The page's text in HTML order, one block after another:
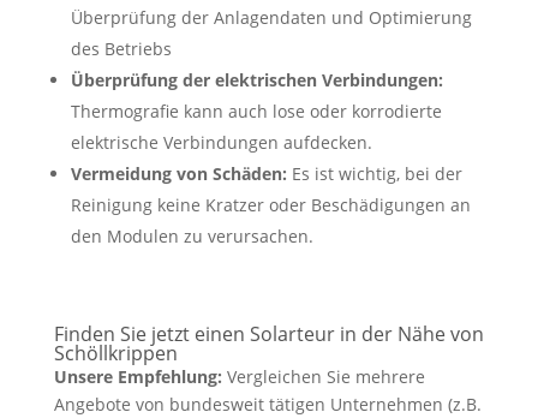
Überprüfung der Anlagendaten und Optimierung
des Betriebs
Überprüfung der elektrischen Verbindungen:
Thermografie kann auch lose oder korrodierte
elektrische Verbindungen aufdecken.
Vermeidung von Schäden: Es ist wichtig, bei der
Reinigung keine Kratzer oder Beschädigungen an
den Modulen zu verursachen.
Finden Sie jetzt einen Solarteur in der Nähe von
Schöllkrippen
Unsere Empfehlung: Vergleichen Sie mehrere
Angebote von bundesweit tätigen Unternehmen (z.B.